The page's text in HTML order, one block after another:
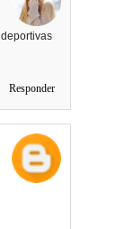
Responder